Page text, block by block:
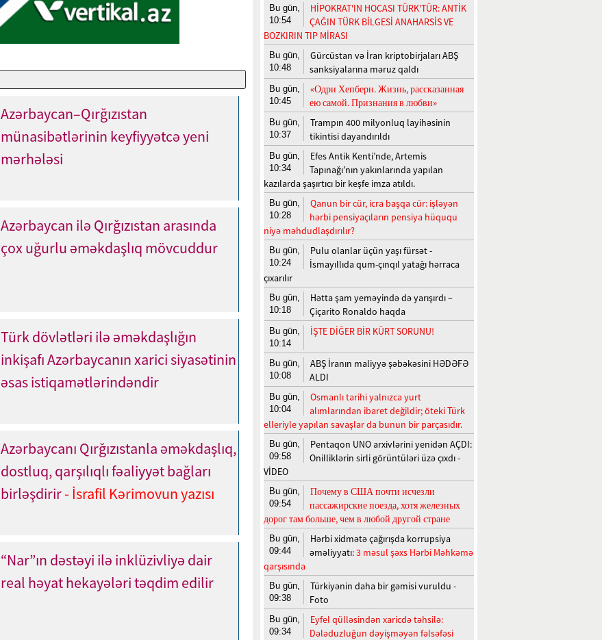
Azərbaycan–Qırğızıstan
münasibətlərinin keyfiyyətcə yeni
mərhələsi
Azərbaycan ilə Qırğızıstan arasında
çox uğurlu əməkdaşlıq mövcuddur
Türk dövlətləri ilə əməkdaşlığın
inkişafı Azərbaycanın xarici siyasətinin
əsas istiqamətlərindəndir
Azərbaycanı Qırğızıstanla əməkdaşlıq,
dostluq, qarşılıqlı fəaliyyət bağları
birləşdirir- İsrafil Kərimovun yazısı
“Nar”ın dəstəyi ilə inklüzivliyə dair
real həyat hekayələri təqdim edilir
Bu gün,
10:54
HİPOKRAT'IN HOCASI TÜRK'TÜR: ANTİK
ÇAĞIN TÜRK BİLGESİ ANAHARSİS VE
BOZKIRIN TIP MİRASI
Bu gün,
10:48
Gürcüstan və İran kriptobirjaları ABŞ
sanksiyalarına məruz qaldı
Bu gün,
10:45
«Одри Хепберн. Жизнь, рассказанная
ею самой. Признания в любви»
Bu gün,
10:37
Trampın 400 milyonluq layihəsinin
tikintisi dayandırıldı
Bu gün,
10:34
Efes Antik Kenti’nde, Artemis
Tapınağı’nın yakınlarında yapılan
kazılarda şaşırtıcı bir keşfe imza atıldı.
Bu gün,
10:28
Qanun bir cür, icra başqa cür: işləyən
hərbi pensiyaçıların pensiya hüququ
niyə məhdudlaşdırılır?
Bu gün,
10:24
Pulu olanlar üçün yaşı fürsət -
İsmayıllıda qum-çınqıl yatağı hərraca
çıxarılır
Bu gün,
10:18
Hətta şam yeməyində də yarışırdı –
Çiçarito Ronaldo haqda
Bu gün,
10:14
İŞTE DİĞER BİR KÜRT SORUNU!
Bu gün,
10:08
ABŞ İranın maliyyə şəbəkəsini HƏDƏFƏ
ALDI
Bu gün,
10:04
Osmanlı tarihi yalnızca yurt
alımlarından ibaret değildir; öteki Türk
elleriyle yapılan savaşlar da bunun bir parçasıdır.
Bu gün,
09:58
Pentaqon UNO arxivlərini yenidən AÇDI:
Onilliklərin sirli görüntüləri üzə çıxdı -
VİDEO
Bu gün,
09:54
Почему в США почти исчезли
пассажирские поезда, хотя железных
дорог там больше, чем в любой другой стране
Bu gün,
09:44
Hərbi xidmətə çağırışda korrupsiya
əməliyyatı:3 məsul şəxs Hərbi Məhkəmə
qarşısında
Bu gün,
09:38
Türkiyənin daha bir gəmisi vuruldu -
Foto
Bu gün,
09:34
Eyfel qülləsindən xaricdə təhsilə:
Dələduzluğun dəyişməyən fəlsəfəsi